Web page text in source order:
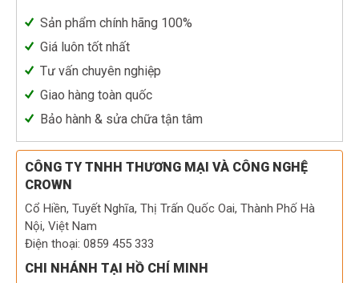
Sản phẩm chính hãng 100%
Giá luôn tốt nhất
Tư vấn chuyên nghiệp
Giao hàng toàn quốc
Bảo hành & sửa chữa tận tâm
CÔNG TY TNHH THƯƠNG MẠI VÀ CÔNG NGHỆ
CROWN
Cổ Hiền, Tuyết Nghĩa, Thị Trấn Quốc Oai, Thành Phố Hà
Nội, Việt Nam
Điện thoại: 0859 455 333
CHI NHÁNH TẠI HỒ CHÍ MINH